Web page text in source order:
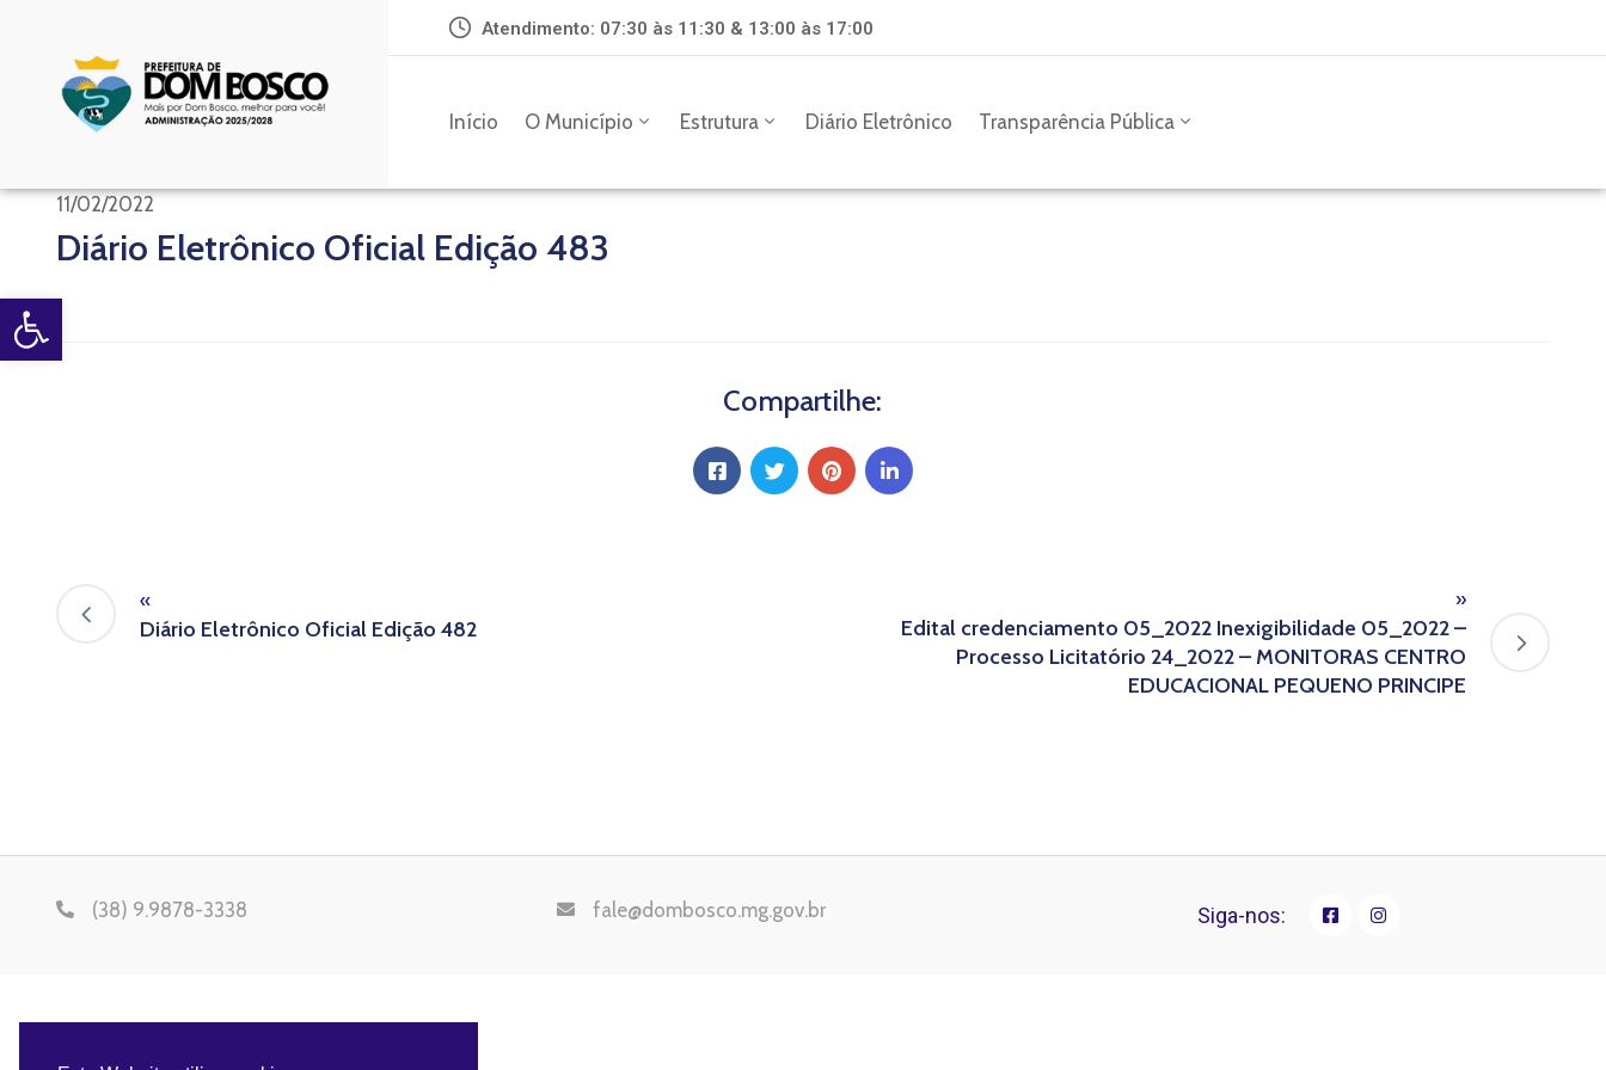
Open toolbar
Atendimento: 07:30 às 11:30 & 13:00 às 17:00
Início O Município Estrutura Diário Eletrônico Transparência Pública
11/02/2022
Diário Eletrônico Oficial Edição 483
Compartilhe:
«
Diário Eletrônico Oficial Edição 482
»
Edital credenciamento 05_2022 Inexigibilidade 05_2022 –
Processo Licitatório 24_2022 – MONITORAS CENTRO
EDUCACIONAL PEQUENO PRINCIPE
(38) 9.9878-3338 fale@dombosco.mg.gov.br Siga-nos: